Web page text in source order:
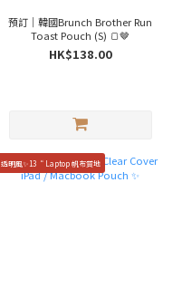
預訂｜韓國Brunch Brother Run
Toast Pouch (S) 🍞🤎
HK$138.00
透明風✨13“ Laptop 帆布質地